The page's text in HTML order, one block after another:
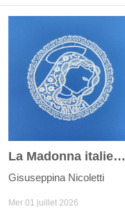
La Madonna italienne
Gisuseppina Nicoletti
Mer 01 juillet 2026